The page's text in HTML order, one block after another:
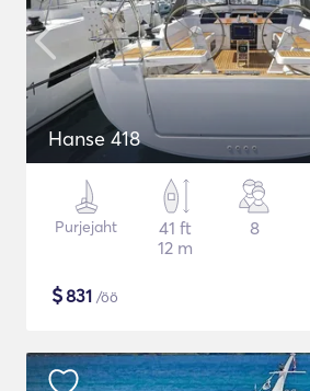
Hanse 418
Purjejaht
41 ft
12 m
8
$831 /öö